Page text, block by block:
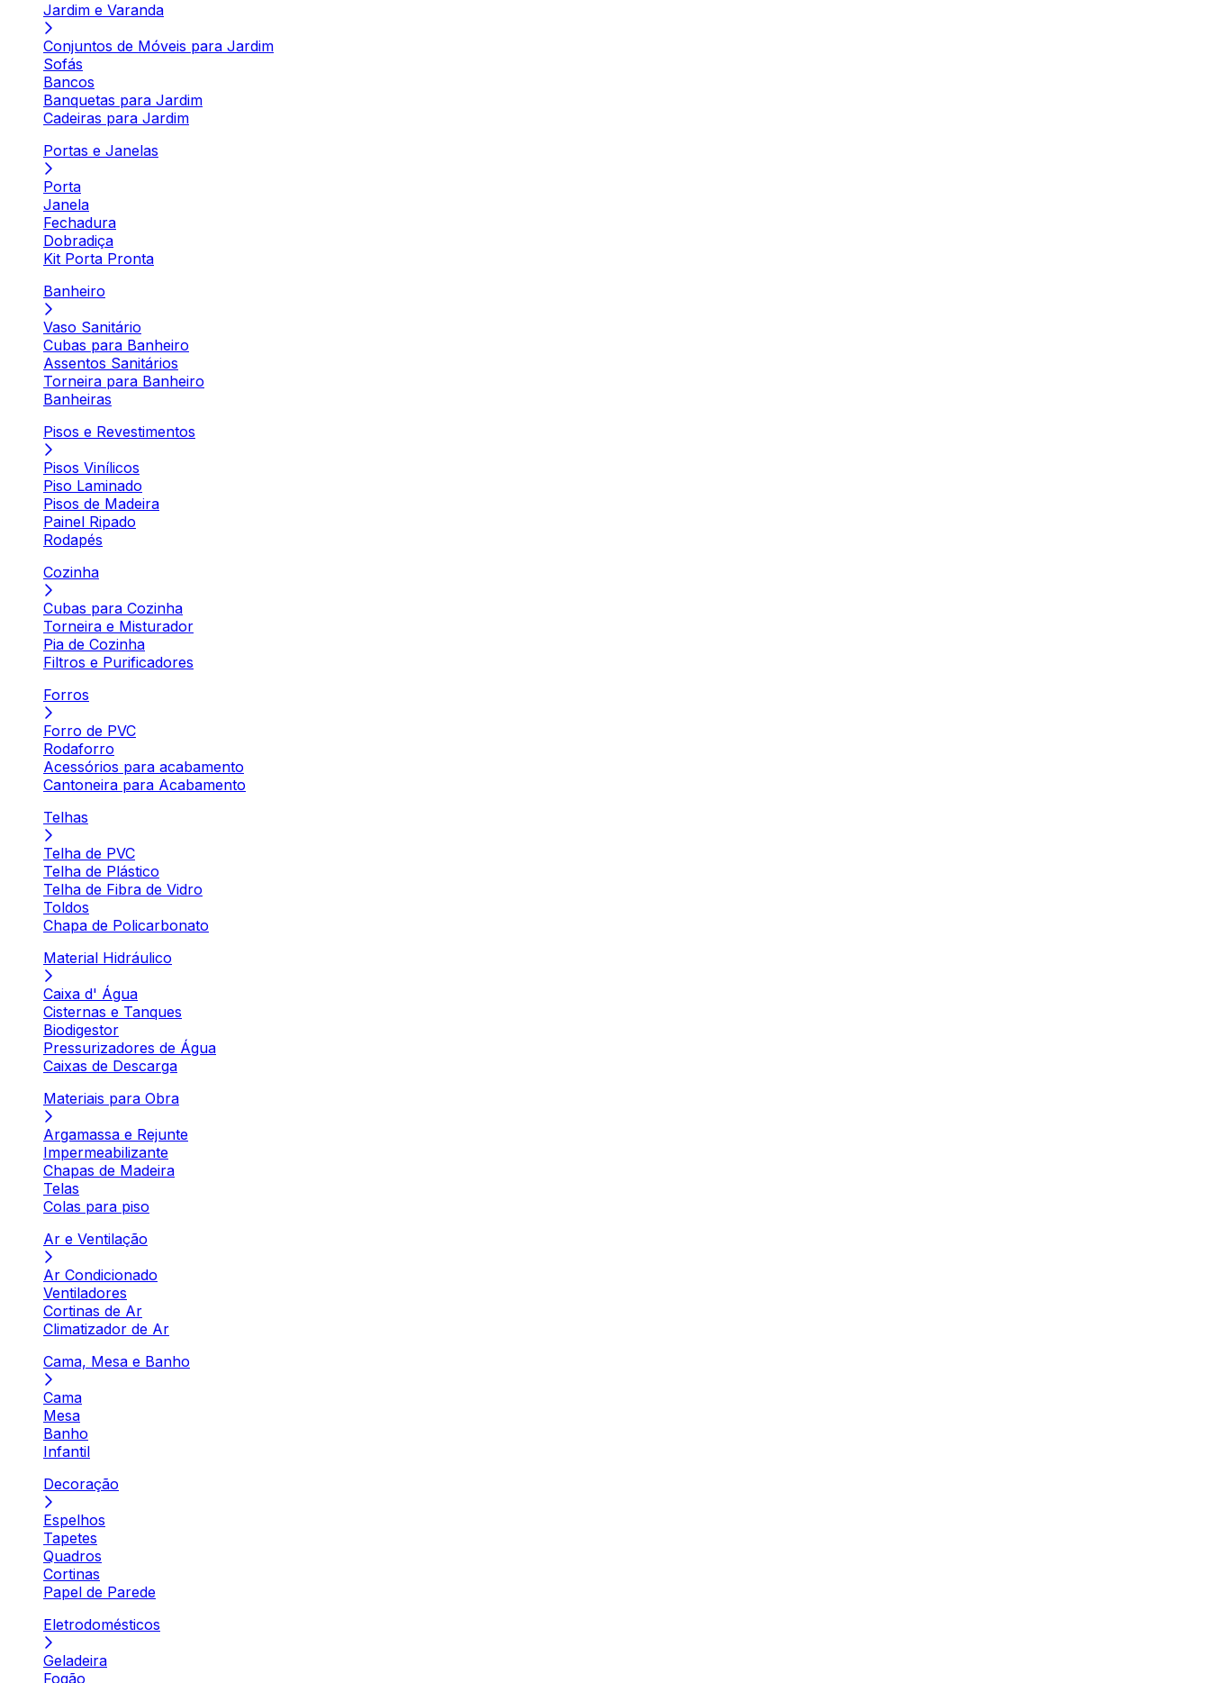
Jardim e Varanda
Conjuntos de Móveis para Jardim
Sofás
Bancos
Banquetas para Jardim
Cadeiras para Jardim
Portas e Janelas
Porta
Janela
Fechadura
Dobradiça
Kit Porta Pronta
Banheiro
Vaso Sanitário
Cubas para Banheiro
Assentos Sanitários
Torneira para Banheiro
Banheiras
Pisos e Revestimentos
Pisos Vinílicos
Piso Laminado
Pisos de Madeira
Painel Ripado
Rodapés
Cozinha
Cubas para Cozinha
Torneira e Misturador
Pia de Cozinha
Filtros e Purificadores
Forros
Forro de PVC
Rodaforro
Acessórios para acabamento
Cantoneira para Acabamento
Telhas
Telha de PVC
Telha de Plástico
Telha de Fibra de Vidro
Toldos
Chapa de Policarbonato
Material Hidráulico
Caixa d' Água
Cisternas e Tanques
Biodigestor
Pressurizadores de Água
Caixas de Descarga
Materiais para Obra
Argamassa e Rejunte
Impermeabilizante
Chapas de Madeira
Telas
Colas para piso
Ar e Ventilação
Ar Condicionado
Ventiladores
Cortinas de Ar
Climatizador de Ar
Cama, Mesa e Banho
Cama
Mesa
Banho
Infantil
Decoração
Espelhos
Tapetes
Quadros
Cortinas
Papel de Parede
Eletrodomésticos
Geladeira
Fogão